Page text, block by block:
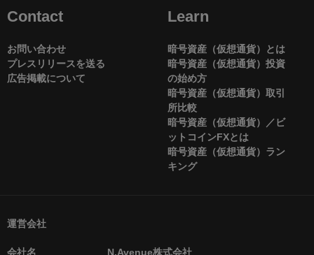
Contact
お問い合わせ
プレスリリースを送る
広告掲載について
Learn
暗号資産（仮想通貨）とは
暗号資産（仮想通貨）投資
の始め方
暗号資産（仮想通貨）取引
所比較
暗号資産（仮想通貨）／ビ
ットコインFXとは
暗号資産（仮想通貨）ラン
キング
運営会社
会社名 N.Avenue株式会社